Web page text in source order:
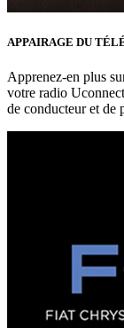
APPAIRAGE DU
Apprenez-en plus
votre radio
de conducteur et de